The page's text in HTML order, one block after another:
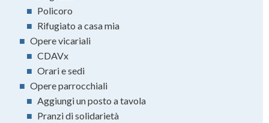
■ Policoro
■ Rifugiato a casa mia
■ Opere vicariali
■ CDAVx
■ Orari e sedi
■ Opere parrocchiali
■ Aggiungi un posto a tavola
■ Pranzi di solidarietà